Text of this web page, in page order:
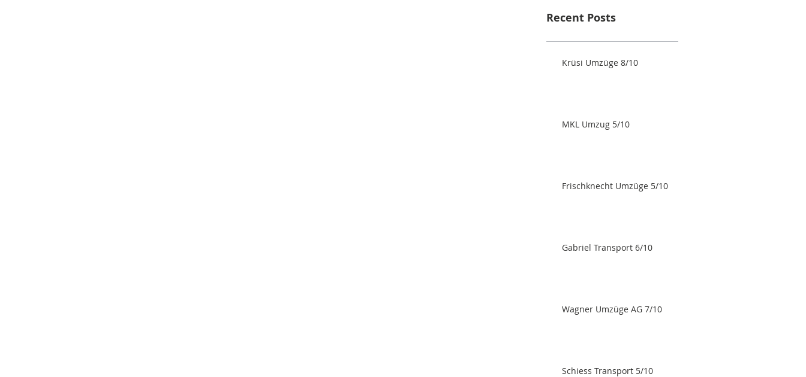
Recent Posts
Krüsi Umzüge 8/10
MKL Umzug 5/10
Frischknecht Umzüge 5/10
Gabriel Transport 6/10
Wagner Umzüge AG 7/10
Schiess Transport 5/10